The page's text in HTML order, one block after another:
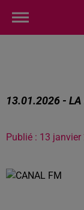
13.01.2026 - LA
Publié : 13